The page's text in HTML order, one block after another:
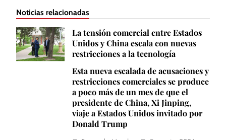
Noticias relacionadas
La tensión comercial entre Estados
Unidos y China escala con nuevas
restricciones a la tecnología
Esta nueva escalada de acusaciones y
restricciones comerciales se produce
a poco más de un mes de que el
presidente de China, Xi Jinping,
viaje a Estados Unidos invitado por
Donald Trump